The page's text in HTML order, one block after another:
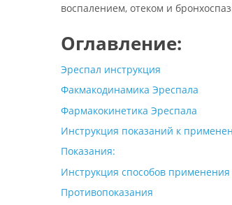
воспалением, отеком и
Оглавление:
Эреспал инструкция
Факмакодинамика Эреспала
Фармакокинетика Эреспала
Инструкция показаний к
Показания:
Инструкция способов применения
Противопоказания